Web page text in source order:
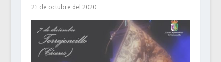
23 de octubre del 2020